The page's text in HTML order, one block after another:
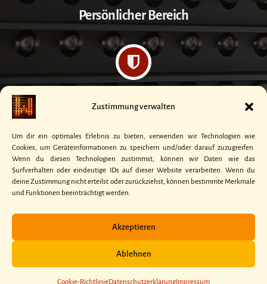
Zustimmung verwalten
Um dir ein optimales Erlebnis zu bieten, verwenden wir Technologien wie
Cookies, um Geräteinformationen zu speichern und/oder darauf zuzugreifen.
Wenn du diesen Technologien zustimmst, können wir Daten wie das
Surfverhalten oder eindeutige IDs auf dieser Website verarbeiten. Wenn du
deine Zustimmung nicht erteilst oder zurückziehst, können bestimmte Merkmale
und Funktionen beeinträchtigt werden.
Akzeptieren
Ablehnen
Cookie-​RichtlinieDatenschutzerklärungImpressum
Persönlicher Bereich
Datenschutzerklärung
Kontakt